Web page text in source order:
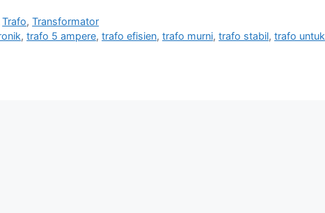
Trafo,Transformator
,trafo 5 ampere,trafo efisien,trafo murni,trafo stabil,trafo untuk